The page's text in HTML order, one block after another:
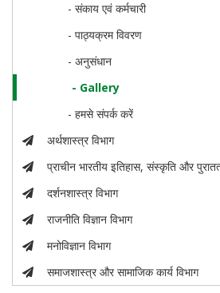
- संकाय एवं कर्मचारी
- पाठ्यक्रम विवरण
- अनुसंधान
- Gallery
- हमसे संपर्क करें
अर्थशास्त्र विभाग
प्राचीन भारतीय इतिहास, संस्कृति और
दर्शनशास्त्र विभाग
राजनीति विज्ञान विभाग
मनोविज्ञान विभाग
समाजशास्त्र और सामाजिक कार्य विभाग